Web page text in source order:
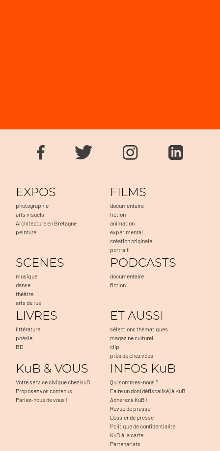
EXPOS
photographie
arts visuels
Architecture en Bretagne
peinture
FILMS
documentaire
fiction
animation
expérimental
création originale
portrait
SCENES
musique
danse
théâtre
arts de rue
PODCASTS
documentaire
fiction
LIVRES
littérature
poésie
BD
ET AUSSI
sélections thématiques
magazine culturel
clip
près de chez vous
KuB & VOUS
Votre service civique chez KuB
Proposez vos contenus
Parlez-nous de vous !
INFOS KuB
Qui sommes-nous ?
Faire un don (défiscalisé) à KuB
Adhérez à KuB !
Revue de presse
Dossier de presse
Politique de confidentialité
KuB à la carte
Partenariats